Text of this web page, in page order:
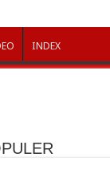
INDEX